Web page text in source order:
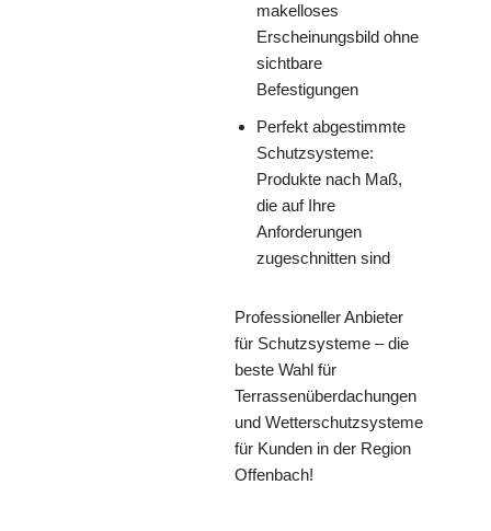
makelloses
Erscheinungsbild ohne
sichtbare
Befestigungen
Perfekt abgestimmte
Schutzsysteme:
Produkte nach Maß,
die auf Ihre
Anforderungen
zugeschnitten sind
Professioneller Anbieter
für Schutzsysteme – die
beste Wahl für
Terrassenüberdachungen
und Wetterschutzsysteme
für Kunden in der Region
Offenbach!